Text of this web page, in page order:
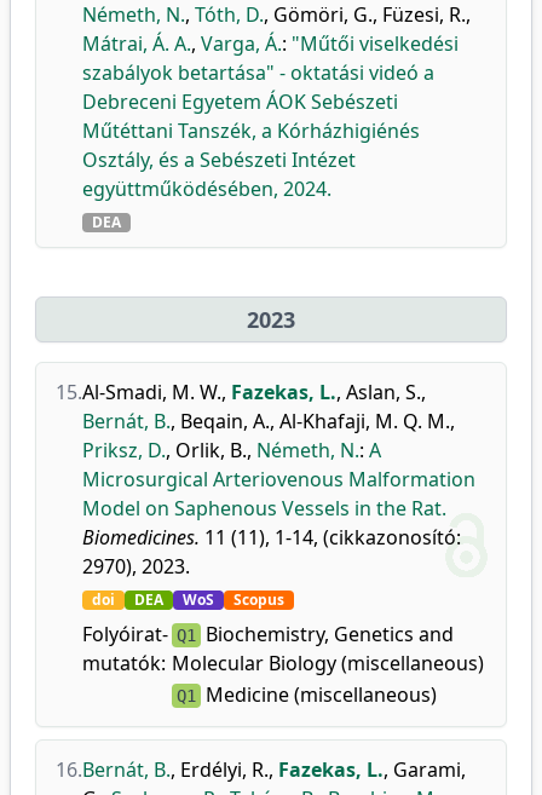
Németh, N., Tóth, D., Gömöri, G., Füzesi, R.,
Mátrai, Á. A., Varga, Á.: "Műtői viselkedési
szabályok betartása" - oktatási videó a
Debreceni Egyetem ÁOK Sebészeti
Műtéttani Tanszék, a Kórházhigiénés
Osztály, és a Sebészeti Intézet
együttműködésében, 2024.
DEA
2023
15.Al-Smadi, M. W., Fazekas, L., Aslan, S.,
Bernát, B., Beqain, A., Al-Khafaji, M. Q. M.,
Priksz, D., Orlik, B., Németh, N.: A
Microsurgical Arteriovenous Malformation
Model on Saphenous Vessels in the Rat.
Biomedicines. 11 (11), 1-14, (cikkazonosító:
2970), 2023.
doi DEA WoS Scopus
Folyóirat-
mutatók:
Q1 Biochemistry, Genetics and
Molecular Biology (miscellaneous)
Q1 Medicine (miscellaneous)
16.Bernát, B., Erdélyi, R., Fazekas, L., Garami,